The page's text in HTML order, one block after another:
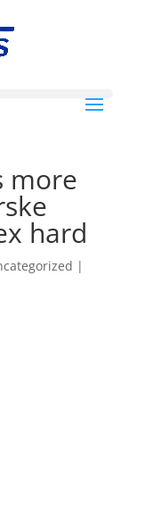
more
hard
|